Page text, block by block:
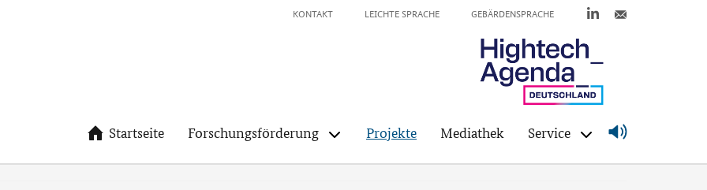
KONTAKT LEICHTE SPRACHE GEBÄRDENSPRACHE
Startseite Forschungsförderung Projekte Mediathek Service